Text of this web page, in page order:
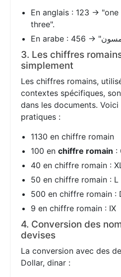
En anglais : 123 →
three".
3. Les chiffres
simplement
Les chiffres romains,
contextes spécifiques,
dans les documents.
pratiques :
1130 en chiffre romain
100 enchiffre romain :
40 en chiffre romain :
50 en chiffre romain : L
500 en chiffre romain :
9 en chiffre romain : IX
4. Conversion des
devises
La conversion avec des
Dollar, dinar :